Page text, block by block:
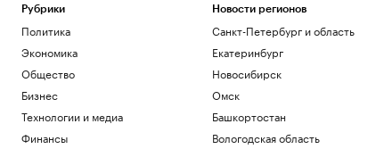
Обладатель Кубка Стэнли Кузнецов
подписал контракт с «Сибирью»
Спорт
В Абхазии во второй раз за неделю
произошло отключение электричества
Общество
Как работает крупнейшая товарно-
сырьевая биржа страны
Рубрики
Политика
Экономика
Общество
Бизнес
Технологии и медиа
Финансы
Новости регионов
Санкт-Петербург и область
Екатеринбург
Новосибирск
Омск
Башкортостан
Вологодская область